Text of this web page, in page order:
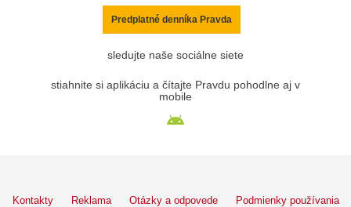
Predplatné denníka Pravda
sledujte naše sociálne siete
stiahnite si aplikáciu a čítajte Pravdu pohodlne aj v
mobile
Kontakty Reklama Otázky a odpovede Podmienky používania